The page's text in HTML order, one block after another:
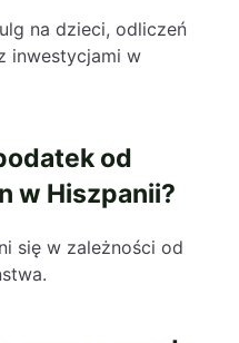
na dzieci, odliczeń
inwestycjami w
od
w Hiszpanii?
się w zależności od